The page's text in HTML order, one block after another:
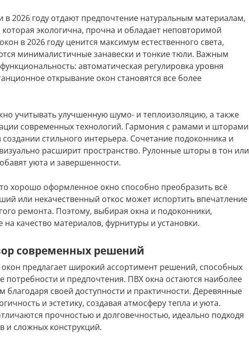
2026 году отдают предпочтение натуральным материалам,
которая экологична, прочна и обладает неповторимой
в 2026 году ценится максимум естественного света,
минималистичные занавески и тонкие тюли. Важным
автоматическая регулировка уровня
открывание окон становятся все более
учитывать улучшенную шумо- и теплоизоляцию, а также
современных технологий. Гармония с рамами и шторами
стильного интерьера. Сочетание подоконника и
расширит пространство. Рулонные шторы в тон или
уюта и завершенности.
хорошо оформленное окно способно преобразить всё
или некачественный откос может испортить впечатление
ремонта. Поэтому, выбирая окна и подоконники,
качество материалов, фурнитуры и установки.
современных решений
предлагает широкий ассортимент решений, способных
потребности и предпочтения. ПВХ окна остаются наиболее
своей доступности и практичности. Деревянные
и эстетику, создавая атмосферу тепла и уюта.
прочностью и долговечностью, идеально подходя
и сложных конструкций.